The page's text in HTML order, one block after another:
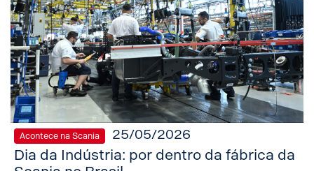
Acontece na Scania 25/05/2026
Dia da Indústria: por dentro da fábrica da